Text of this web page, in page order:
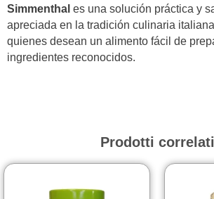
Simmenthal es una solución práctica y
apreciada en la tradición culinaria
quienes desean un alimento fácil de
ingredientes reconocidos.
Prodotti correlati